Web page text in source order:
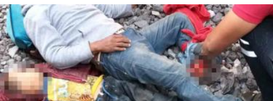
i
o
n
e
s
d
e
c
r
d
a
r